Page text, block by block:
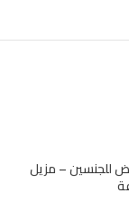
للجنسين – مزيل